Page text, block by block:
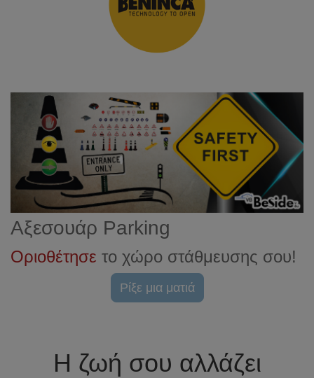
Αξεσουάρ Parking
Οριοθέτησε το χώρο στάθμευσης σου!
Ρίξε μια ματιά
Η ζωή σου αλλάζει